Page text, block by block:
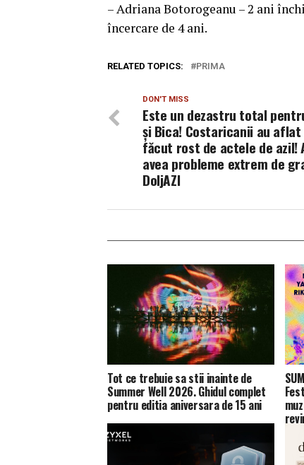
– Adriana Botorogeanu – 2 ani
încercare de 4 ani.
RELATED TOPICS: PRIMA
DON'T MISS
Este un dezastru total
și Bica! Costaricanii au
făcut rost de actele de azil!
avea probleme extrem de
DoljAZI
Tot ce trebuie sa stii inainte de
Summer Well 2026. Ghidul complet
pentru editia aniversara de 15 ani